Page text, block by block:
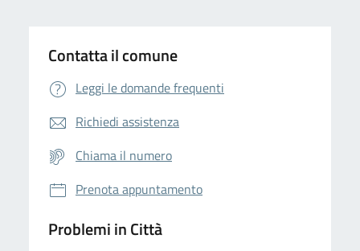
Contatta il comune
Leggi le domande frequenti
Richiedi assistenza
Chiama il numero
Prenota appuntamento
Problemi in Città